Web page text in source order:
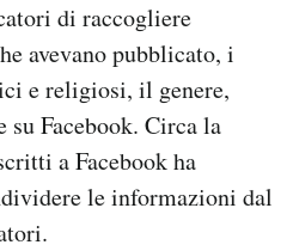
di raccogliere
avevano pubblicato, i
e religiosi, il genere,
su Facebook. Circa la
a Facebook ha
le informazioni dal